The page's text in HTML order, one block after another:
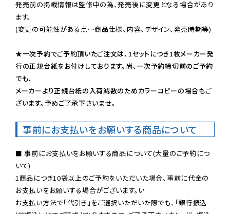
発売前の掲載情報は監修中の為、発売後に変更となる場合があり
ます。
(変更の可能性がある点…商品仕様、内容、デザイン、発売時期等)
★一次予約でご予約頂いたご注文は、1セットにつき1枚メーカー発
行の正規台紙をお付けしております。尚、一次予約締切前のご予約
でも、
メーカーより正規台紙の入荷減数のためカラーコピーの場合もご
ざいます。予めご了承下さいませ。
事前にお支払いをお願いする商品について
■ 事前にお支払いをお願いする商品について(大量のご予約につ
いて)
1商品につき10袋以上のご予約をいただいた場合、事前に代金の
お支払いをお願いする場合がございます。い
お支払い方法で「代引き」をご選択いただいた際でも、「銀行振込